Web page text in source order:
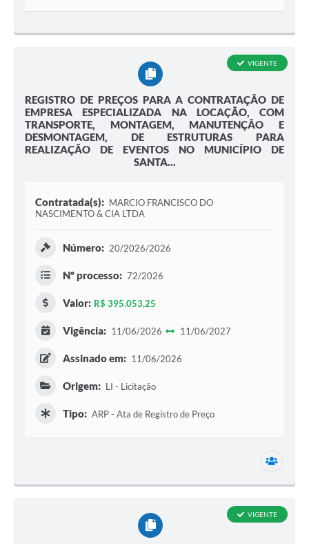
REGISTRO DE PREÇOS PARA A CONTRATAÇÃO DE
EMPRESA ESPECIALIZADA NA LOCAÇÃO, COM
TRANSPORTE, MONTAGEM, MANUTENÇÃO E
DESMONTAGEM, DE ESTRUTURAS PARA
REALIZAÇÃO DE EVENTOS NO MUNICÍPIO DE
SANTA...
VIGENTE
Contratada(s): MARCIO FRANCISCO DO
NASCIMENTO & CIA LTDA
Número: 20/2026/2026
Nº processo: 72/2026
Valor: R$ 395.053,25
Vigência: 11/06/2026 11/06/2027
Assinado em: 11/06/2026
Origem: LI - Licitação
Tipo: ARP - Ata de Registro de Preço
VIGENTE